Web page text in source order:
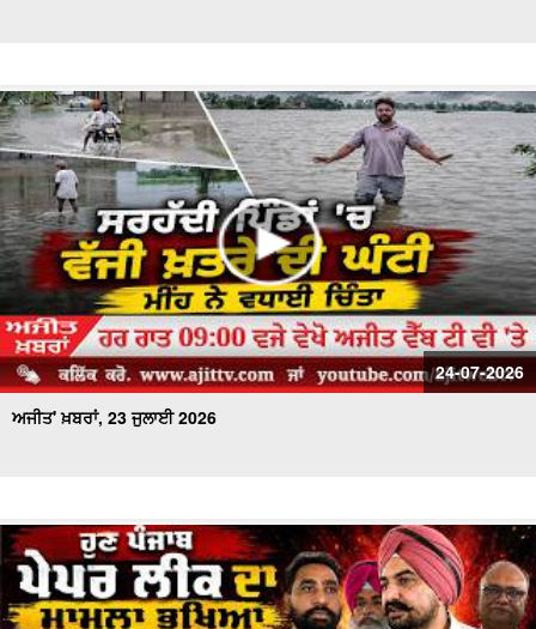
24-07-2026
ਅਜੀਤ' ਖ਼ਬਰਾਂ, 23 ਜੁਲਾਈ 2026